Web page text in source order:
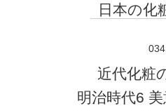
日本の化
034
近代化粧
明治時代6